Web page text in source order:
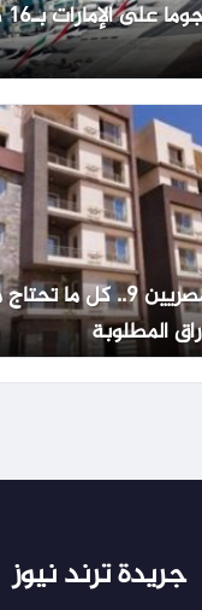
سكن لكل المصريين 9..
المطلوبة
جريدة ترند نيوز